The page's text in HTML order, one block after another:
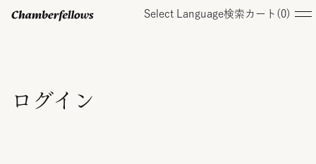
Select Language検索 カート( 0)
ログイン